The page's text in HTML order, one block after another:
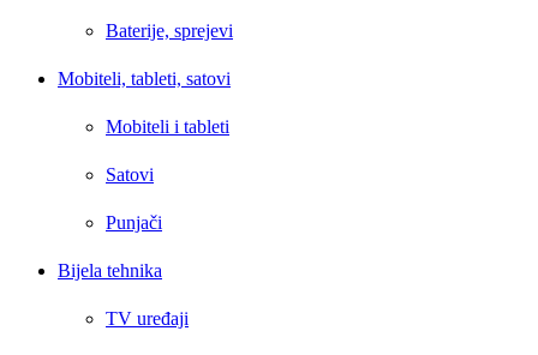
Baterije, sprejevi
Mobiteli, tableti, satovi
Mobiteli i tableti
Satovi
Punjači
Bijela tehnika
TV uređaji